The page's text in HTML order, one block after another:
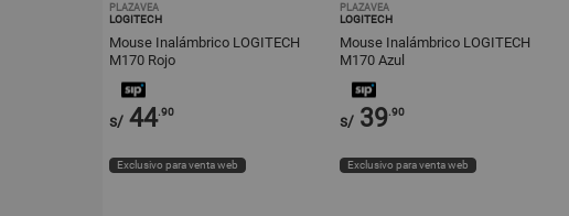
PLAZAVEA
LOGITECH
Mouse Inalámbrico LOGITECH
M170 Rojo
s/ 44.90
Exclusivo para venta web
PLAZAVEA
LOGITECH
Mouse Inalámbrico LOGITECH
M170 Azul
s/ 39.90
Exclusivo para venta web